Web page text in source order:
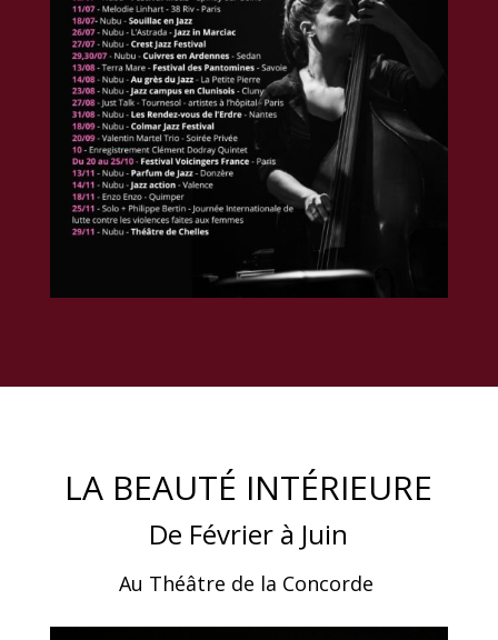
LA BEAUTÉ INTÉRIEURE
De Février à Juin
Au Théâtre de la Concorde